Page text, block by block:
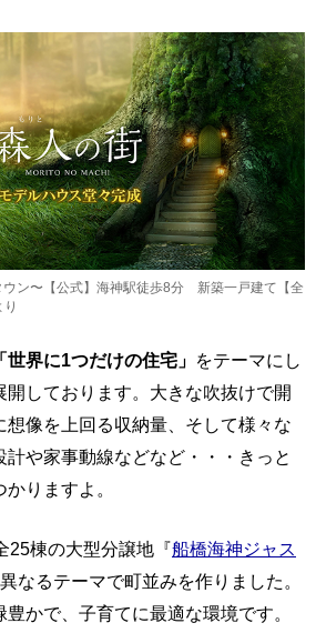
ウン〜【公式】海神駅徒歩8分 新築一戸建て【全
「世界に1つだけの住宅」 をテーマにし
開しております。大きな吹抜けで開
想像を上回る収納量、そして様々な
や家事動線などなど・・・きっと
りますよ。
25棟の大型分譲地『船橋海神ジャス
なるテーマで町並みを作りました。
かで、子育てに最適な環境です。